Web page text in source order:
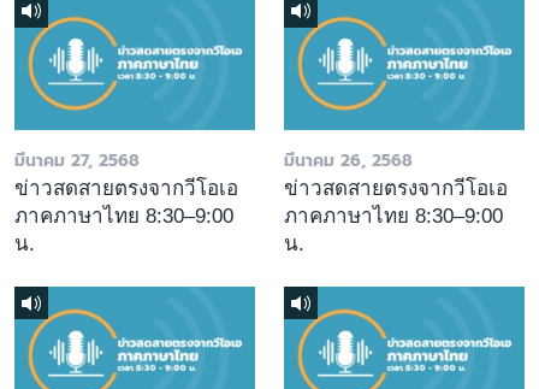
มีนาคม 27, 2568
ข่าวสดสายตรงจากวีโอเอ
ภาคภาษาไทย 8:30–9:00
น.
มีนาคม 26, 2568
ข่าวสดสายตรงจากวีโอเอ
ภาคภาษาไทย 8:30–9:00
น.